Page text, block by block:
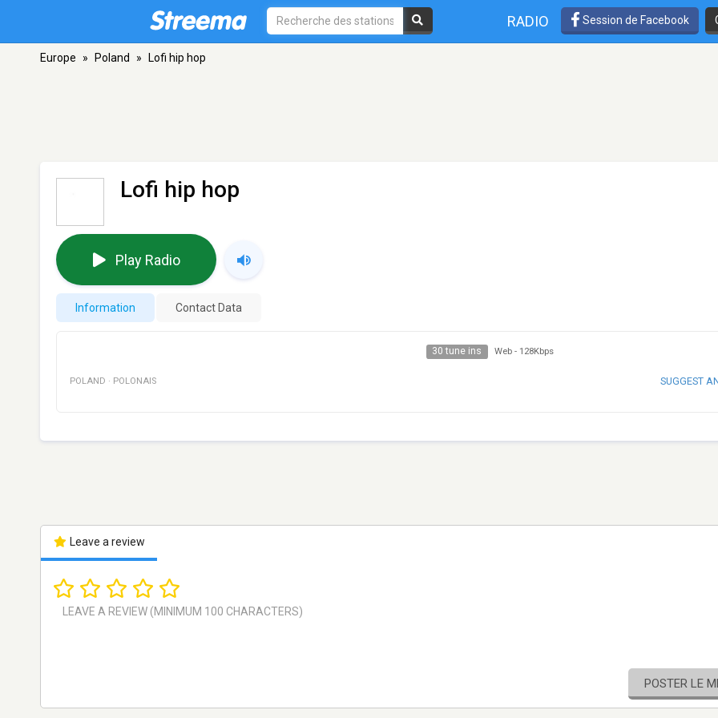
RADIO Session de Facebook
Europe » Poland » Lofi hip hop
Lofi hip hop
Play Radio
Information Contact Data
30 tune ins Web - 128Kbps
POLAND · POLONAIS SUGGEST
Leave a review
POSTER LE